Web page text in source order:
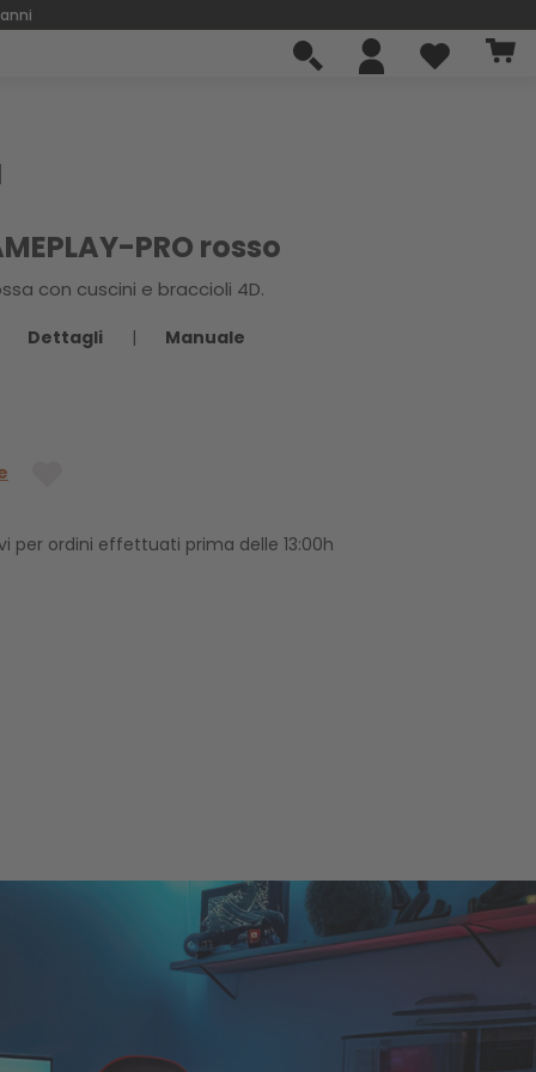
PRO rosso
con cuscini e braccioli 4D.
Dettagli | Manuale
per ordini effettuati prima delle 13:00h